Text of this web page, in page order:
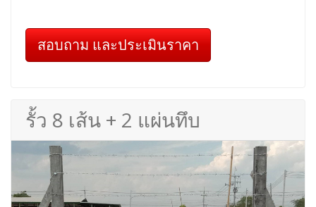
สอบถาม และประเมินราคา
รั้ว 8 เส้น + 2 แผ่นทึบ